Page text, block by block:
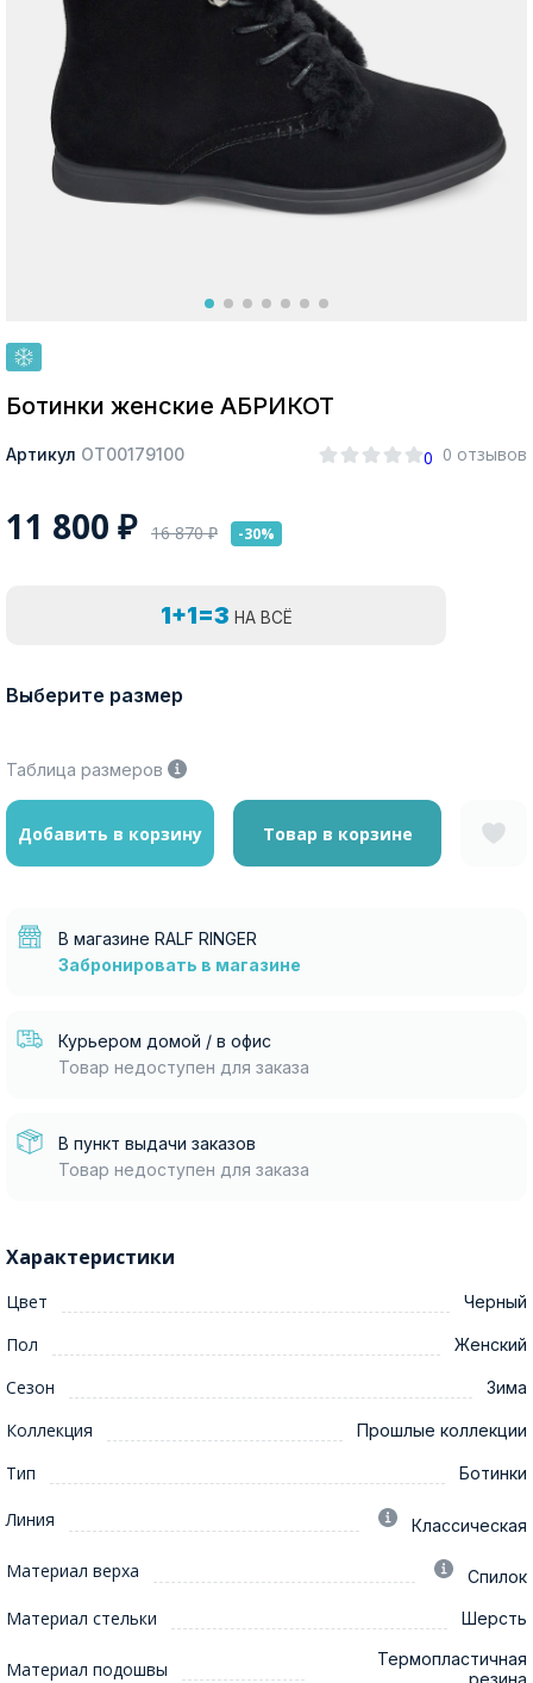
Москва
Изменить город
Покупателям
Ботинки женские АБРИКОТ
Артикул ОТ00179100 0 0 отзывов
11 800 ₽ 16 870₽ -30%
1+1=3 НА ВСЁ
Выберите размер
Таблица размеров
Добавить в корзину Товар в корзине
В магазине RALF RINGER
Забронировать в магазине
Курьером домой / в офис
Товар недоступен для заказа
В пункт выдачи заказов
Товар недоступен для заказа
Характеристики
Цвет Черный
Пол Женский
Сезон Зима
Коллекция Прошлые коллекции
Тип Ботинки
Линия Классическая
Материал верха Спилок
Материал стельки Шерсть
Материал подошвы
Термопластичная